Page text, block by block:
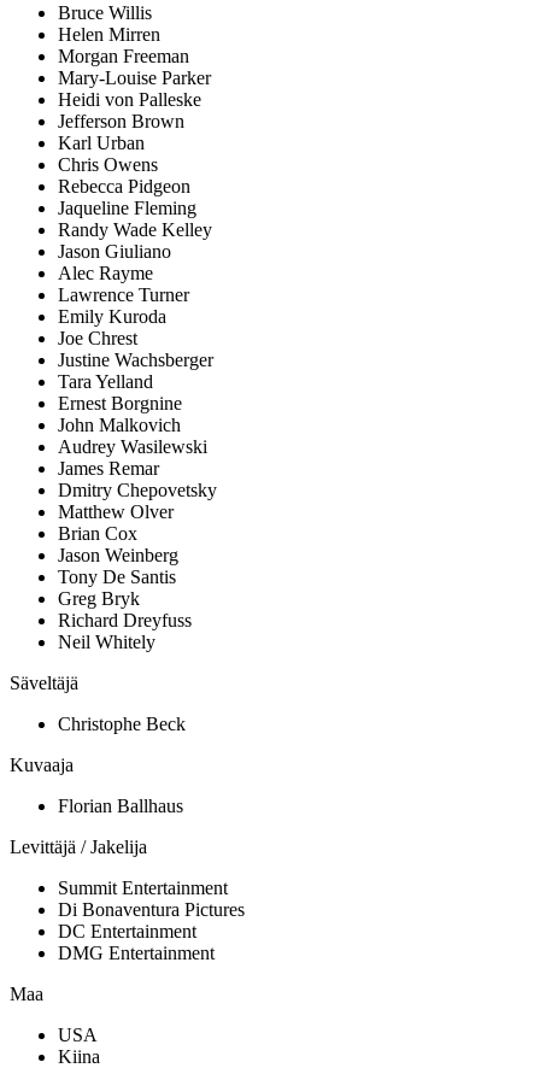
Bruce Willis
Helen Mirren
Morgan Freeman
Mary-Louise Parker
Heidi von Palleske
Jefferson Brown
Karl Urban
Chris Owens
Rebecca Pidgeon
Jaqueline Fleming
Randy Wade Kelley
Jason Giuliano
Alec Rayme
Lawrence Turner
Emily Kuroda
Joe Chrest
Justine Wachsberger
Tara Yelland
Ernest Borgnine
John Malkovich
Audrey Wasilewski
James Remar
Dmitry Chepovetsky
Matthew Olver
Brian Cox
Jason Weinberg
Tony De Santis
Greg Bryk
Richard Dreyfuss
Neil Whitely
Säveltäjä
Christophe Beck
Kuvaaja
Florian Ballhaus
Levittäjä / Jakelija
Summit Entertainment
Di Bonaventura Pictures
DC Entertainment
DMG Entertainment
Maa
USA
Kiina